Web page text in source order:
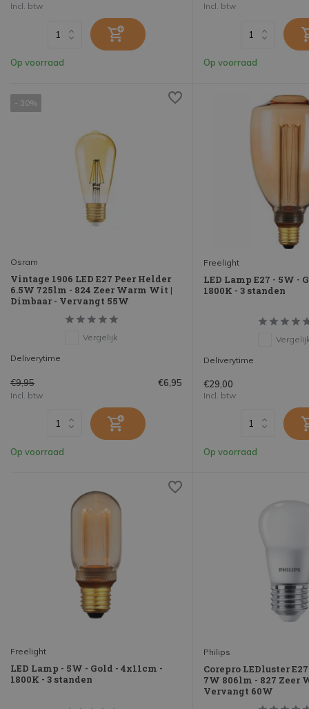
Incl. btw
Op voorraad
Incl. btw
Op voorraad
- 30%
Osram
Vintage 1906 LED E27 Peer Helder
6.5W 725lm - 824 Zeer Warm Wit |
Dimbaar - Vervangt 55W
Vergelijk
Deliverytime
€9,95 €6,95
Incl. btw
Op voorraad
Freelight
LED Lamp E27 - 5W -
1800K - 3 standen
Deliverytime
€29,00
Incl. btw
Op voorraad
Freelight
LED Lamp - 5W - Gold - 4x11cm -
1800K - 3 standen
Philips
Corepro LEDluster
7W 806lm - 827 Zeer
Vervangt 60W